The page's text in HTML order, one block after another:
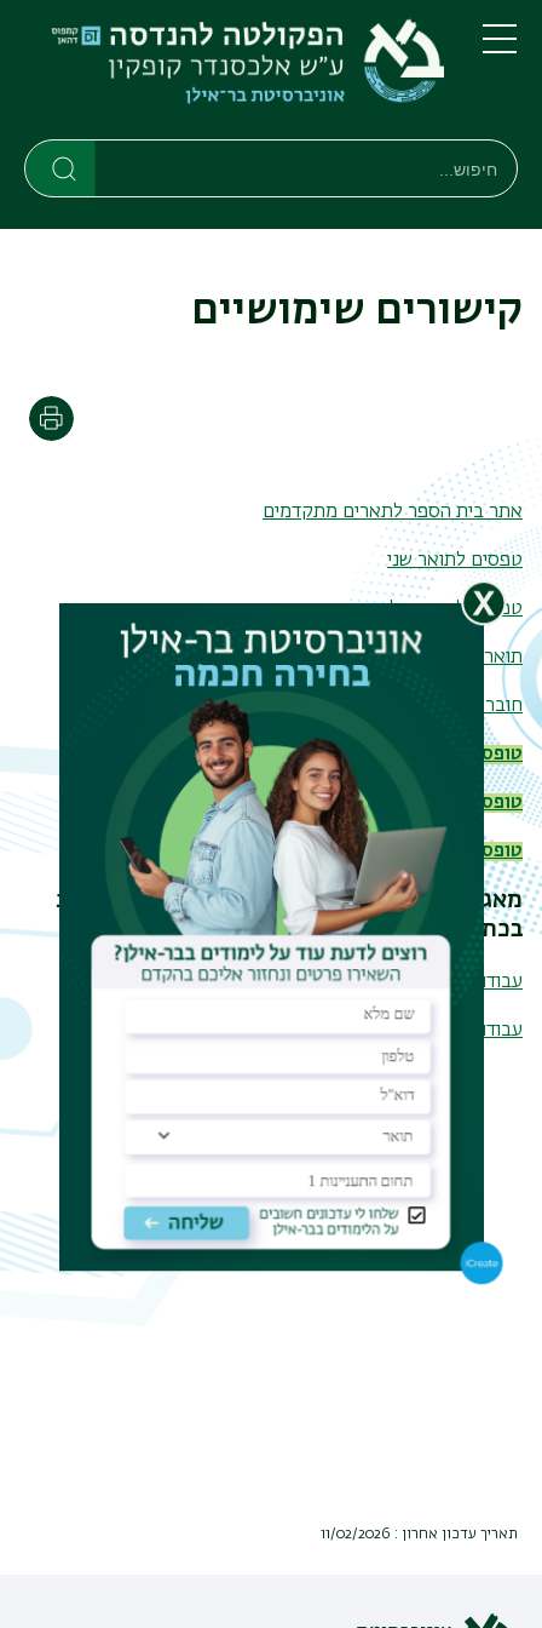
דילוג
לתוכן
העיקרי
דילוג
לתפריט
ניווט
ראשי
תפריט
חיפוש
חיפוש
קישורים שימושיים
אתר בית הספר לתארים מתקדמים
טפסים לתואר שני
טפסים לתואר שלישי
תואר שני במסלול עם תזה ותואר שלישי - אבני דרך ולו"ז
חוברת פרטי מידע
טופס הגשת הצעת מחקר לתואר שני
טופס הגשת תזה לתואר שני
טופס הגשת הצעת מחקר לתואר שלישי
מאגר תזות ודיסרטציות לכל העבודות שנמצאות
בכתיבה ולכל העבודות שהוגשו
עבודות ל
עבודות ל PhD
תאריך עדכון אחרון : 11/02/2026